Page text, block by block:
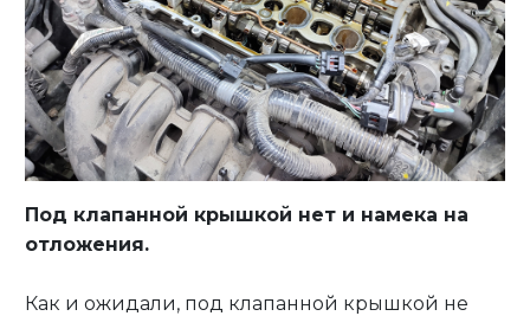
Под клапанной крышкой нет и намека на
отложения.
Как и ожидали, под клапанной крышкой не